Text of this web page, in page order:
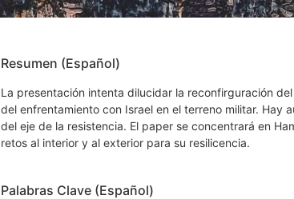
Resumen (Español)
La presentación intenta dilucidar la reconfirguración
del enfrentamiento con Israel en el terreno militar. Hay
del eje de la resistencia. El paper se concentrará en
retos al interior y al exterior para su resilicencia.
Palabras Clave (Español)